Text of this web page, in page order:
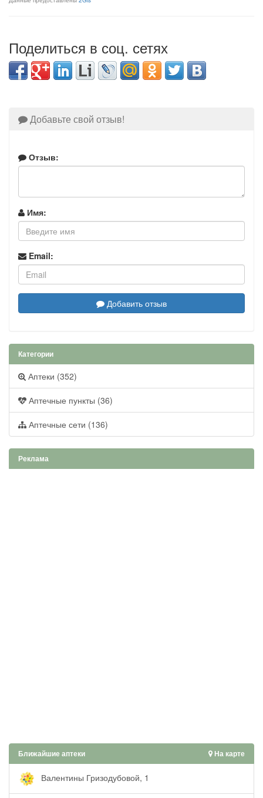
Поделиться в соц. сетях
Добавьте свой отзыв!
Отзыв:
Имя:
Email:
Добавить отзыв
Категории
Аптеки (352)
Аптечные пункты (36)
Аптечные сети (136)
Реклама
Ближайшие аптеки На карте
Валентины Гризодубовой, 1